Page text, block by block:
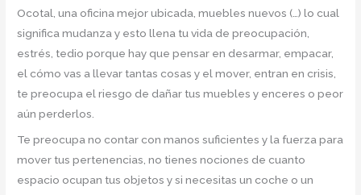
Ocotal, una oficina mejor ubicada, muebles nuevos (…) lo cual
significa mudanza y esto llena tu vida de preocupación,
estrés, tedio porque hay que pensar en desarmar, empacar,
el cómo vas a llevar tantas cosas y el mover, entran en crisis,
te preocupa el riesgo de dañar tus muebles y enceres o peor
aún perderlos.
Te preocupa no contar con manos suficientes y la fuerza para
mover tus pertenencias, no tienes nociones de cuanto
espacio ocupan tus objetos y si necesitas un coche o un